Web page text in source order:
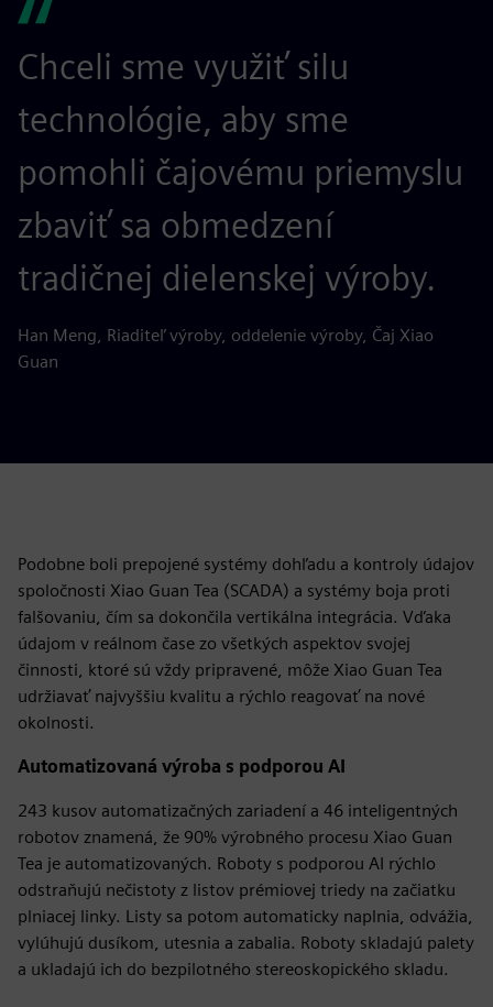
Chceli sme využiť silu
technológie, aby sme
pomohli čajovému priemyslu
zbaviť sa obmedzení
tradičnej dielenskej výroby.
Han Meng, Riaditeľ výroby, oddelenie výroby, Čaj Xiao
Guan
Podobne boli prepojené systémy dohľadu a kontroly údajov
spoločnosti Xiao Guan Tea (SCADA) a systémy boja proti
falšovaniu, čím sa dokončila vertikálna integrácia. Vďaka
údajom v reálnom čase zo všetkých aspektov svojej
činnosti, ktoré sú vždy pripravené, môže Xiao Guan Tea
udržiavať najvyššiu kvalitu a rýchlo reagovať na nové
okolnosti.
Automatizovaná výroba s podporou AI
243 kusov automatizačných zariadení a 46 inteligentných
robotov znamená, že 90% výrobného procesu Xiao Guan
Tea je automatizovaných. Roboty s podporou AI rýchlo
odstraňujú nečistoty z listov prémiovej triedy na začiatku
plniacej linky. Listy sa potom automaticky naplnia, odvážia,
vylúhujú dusíkom, utesnia a zabalia. Roboty skladajú palety
a ukladajú ich do bezpilotného stereoskopického skladu.